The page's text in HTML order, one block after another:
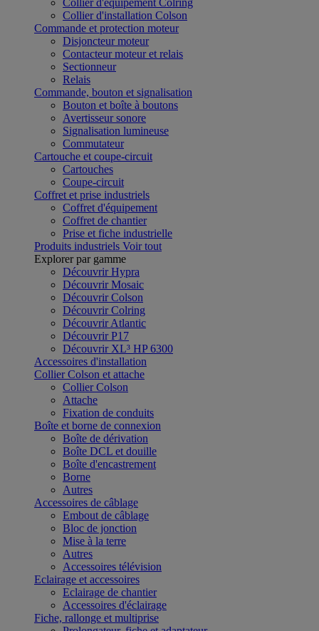
Collier d'équipement Colring
Collier d'installation Colson
Commande et protection moteur
Disjoncteur moteur
Contacteur moteur et relais
Sectionneur
Relais
Commande, bouton et signalisation
Bouton et boîte à boutons
Avertisseur sonore
Signalisation lumineuse
Commutateur
Cartouche et coupe-circuit
Cartouches
Coupe-circuit
Coffret et prise industriels
Coffret d'équipement
Coffret de chantier
Prise et fiche industrielle
Produits industriels Voir tout
Explorer par gamme
Découvrir Hypra
Découvrir Mosaic
Découvrir Colson
Découvrir Colring
Découvrir Atlantic
Découvrir P17
Découvrir XL³ HP 6300
Accessoires d'installation
Collier Colson et attache
Collier Colson
Attache
Fixation de conduits
Boîte et borne de connexion
Boîte de dérivation
Boîte DCL et douille
Boîte d'encastrement
Borne
Autres
Accessoires de câblage
Embout de câblage
Bloc de jonction
Mise à la terre
Autres
Accessoires télévision
Eclairage et accessoires
Eclairage de chantier
Accessoires d'éclairage
Fiche, rallonge et multiprise